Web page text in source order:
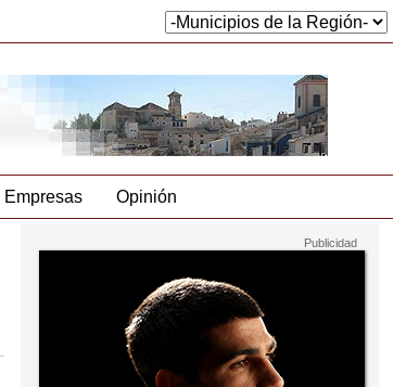
Empresas Opinión